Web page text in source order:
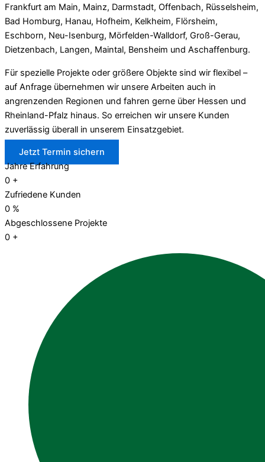
Frankfurt am Main, Mainz, Darmstadt, Offenbach, Rüsselsheim,
Bad Homburg, Hanau, Hofheim, Kelkheim, Flörsheim,
Eschborn, Neu-Isenburg, Mörfelden-Walldorf, Groß-Gerau,
Dietzenbach, Langen, Maintal, Bensheim und Aschaffenburg.
Für spezielle Projekte oder größere Objekte sind wir flexibel –
auf Anfrage übernehmen wir unsere Arbeiten auch in
angrenzenden Regionen und fahren gerne über Hessen und
Rheinland-Pfalz hinaus. So erreichen wir unsere Kunden
zuverlässig überall in unserem Einsatzgebiet.
Jetzt Termin sichern
Jahre Erfahrung
0 +
Zufriedene Kunden
0 %
Abgeschlossene Projekte
0 +